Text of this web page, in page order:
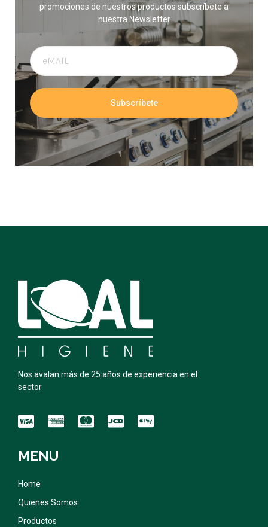
promociones de nuestros productos subscríbete a
nuestra Newsletter
Subscríbete
Nos avalan más de 25 años de experiencia en el
sector
MENU
Home
Quienes Somos
Productos